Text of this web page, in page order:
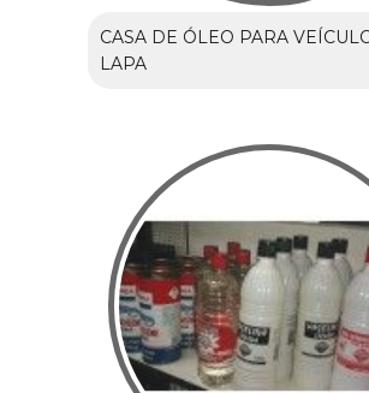
CASA DE ÓLEO PARA
LAPA